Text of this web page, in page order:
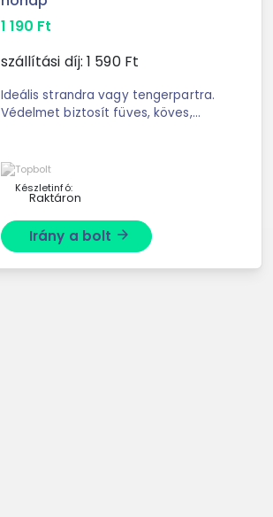
1 190 Ft
szállítási díj: 1 590Ft
Ideális strandra vagy tengerpartra.
Védelmet biztosít füves, köves,
lépésektől 5 éves korig. A család ...
Készletinfó:
Raktáron
Irány a bolt arrow_forward